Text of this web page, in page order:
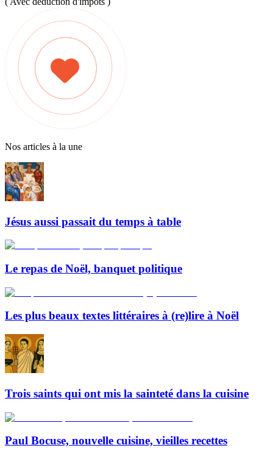
Nos articles à la une
Jésus aussi passait du temps à table
Le repas de Noël, banquet politique
Les plus beaux textes littéraires à (re)lire à Noël
Trois saints qui ont mis la sainteté dans la cuisine
Paul Bocuse, nouvelle cuisine, vieilles recettes